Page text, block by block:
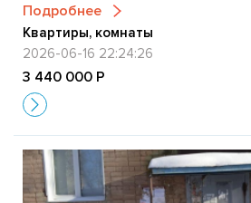
Подробнее
Квартиры, комнаты
2026-06-16 22:24:26
3 440 000 Р